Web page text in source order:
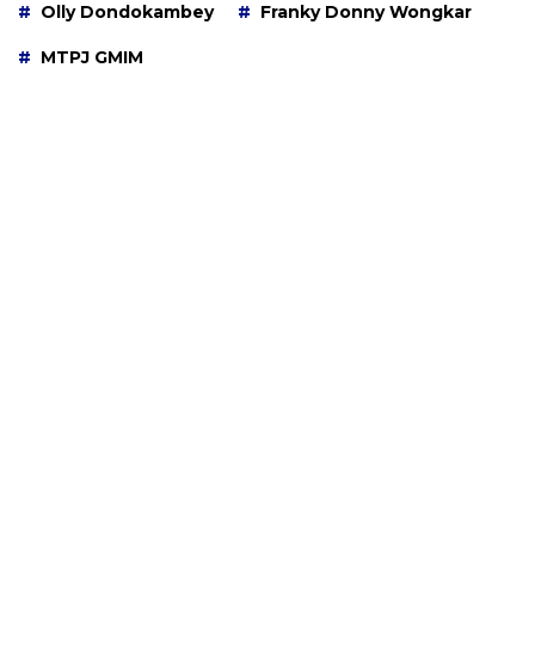
Olly Dondokambey Franky Donny Wongkar
MTPJ GMIM